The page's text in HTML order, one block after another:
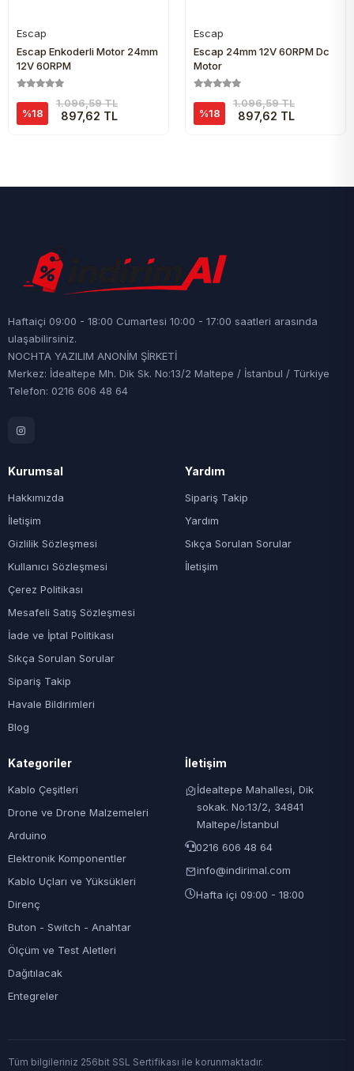
Escap
Escap Enkoderli Motor 24mm
12V 60RPM
%18
1.096,59 TL
897,62 TL
Escap
Escap 24mm 12V 60RPM Dc
Motor
%18
1.096,59 TL
897,62 TL
Haftaiçi 09:00 - 18:00 Cumartesi 10:00 - 17:00 saatleri arasında
ulaşabilirsiniz.
NOCHTA YAZILIM ANONİM ŞİRKETİ
Merkez: İdealtepe Mh. Dik Sk. No:13/2 Maltepe / İstanbul / Türkiye
Telefon: 0216 606 48 64
Kurumsal
Hakkımızda
İletişim
Gizlilik Sözleşmesi
Kullanıcı Sözleşmesi
Çerez Politikası
Mesafeli Satış Sözleşmesi
İade ve İptal Politikası
Sıkça Sorulan Sorular
Sipariş Takip
Havale Bildirimleri
Blog
Yardım
Sipariş Takip
Yardım
Sıkça Sorulan Sorular
İletişim
Kategoriler
Kablo Çeşitleri
Drone ve Drone Malzemeleri
Arduino
Elektronik Komponentler
Kablo Uçları ve Yüksükleri
Direnç
Buton - Switch - Anahtar
Ölçüm ve Test Aletleri
Dağıtılacak
Entegreler
İletişim
İdealtepe Mahallesi, Dik
sokak. No:13/2, 34841
Maltepe/İstanbul
0216 606 48 64
info@indirimal.com
Hafta içi 09:00 - 18:00
Tüm bilgileriniz 256bit SSL Sertifikası ile korunmaktadır.